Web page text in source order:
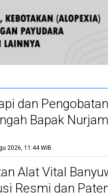
dan
Bapak
2026, 11:44 WIB
Alat Vital
Resmi dan